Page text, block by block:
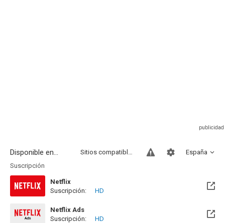
Disponible en... España
Sitios compatibles
Suscripción
Netflix
Suscripción:
HD
Netflix Ads
Suscripción:
HD